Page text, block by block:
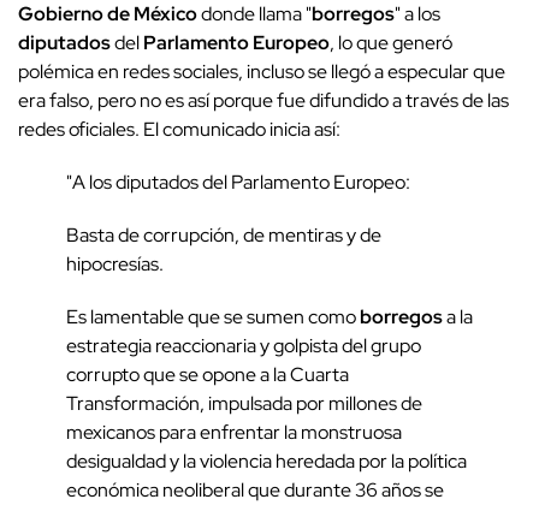
Gobierno de Méxicodonde llama "borregos" a los
diputadosdelParlamento Europeo, lo que generó
polémica en redes sociales, incluso se llegó a especular que
era falso, pero no es así porque fue difundido a través de las
redes oficiales. El comunicado inicia así:
"A los diputados del Parlamento Europeo:
Basta de corrupción, de mentiras y de
hipocresías.
Es lamentable que se sumen comoborregosa la
estrategia reaccionaria y golpista del grupo
corrupto que se opone a la Cuarta
Transformación, impulsada por millones de
mexicanos para enfrentar la monstruosa
desigualdad y la violencia heredada por la política
económica neoliberal que durante 36 años se